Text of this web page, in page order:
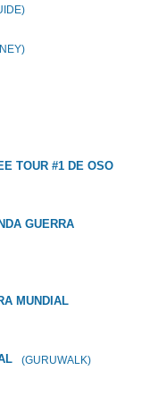
TOUR #1 DE OSO
GUERRA
MUNDIAL
(GURUWALK)